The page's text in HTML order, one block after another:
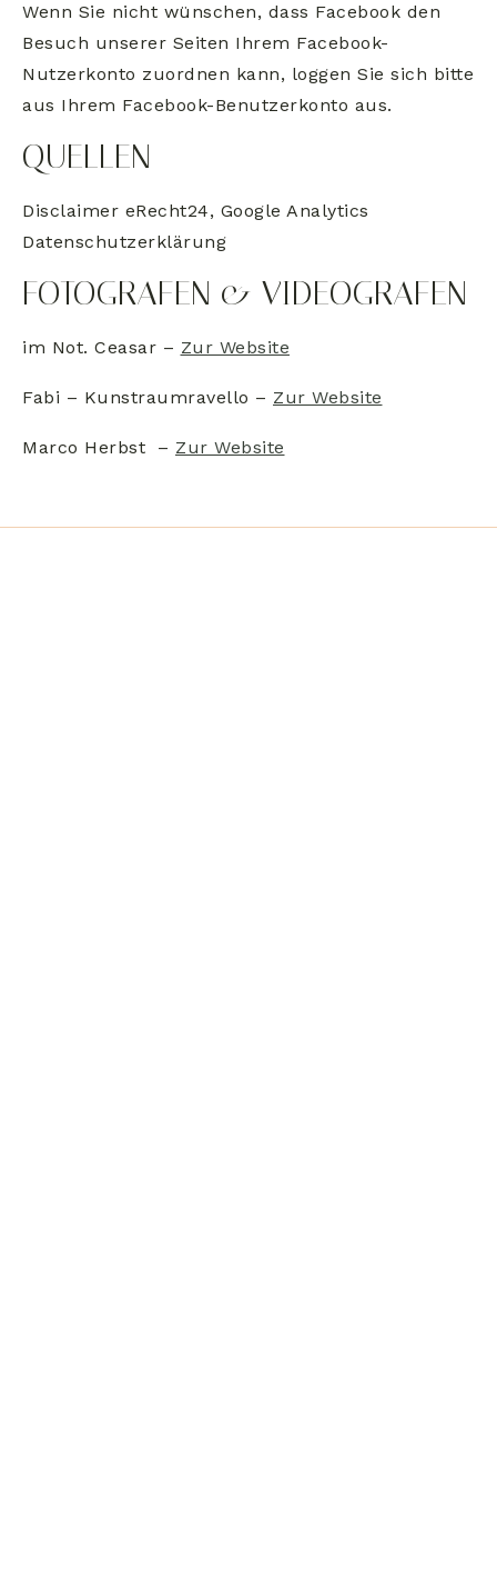
Wenn Sie nicht wünschen, dass Facebook den
Besuch unserer Seiten Ihrem Facebook-
Nutzerkonto zuordnen kann, loggen Sie sich bitte
aus Ihrem Facebook-Benutzerkonto aus.
QUELLEN
Disclaimer eRecht24, Google Analytics
Datenschutzerklärung
FOTOGRAFEN & VIDEOGRAFEN
im Not. Ceasar – Zur Website
Fabi – Kunstraumravello – Zur Website
Marco Herbst – Zur Website